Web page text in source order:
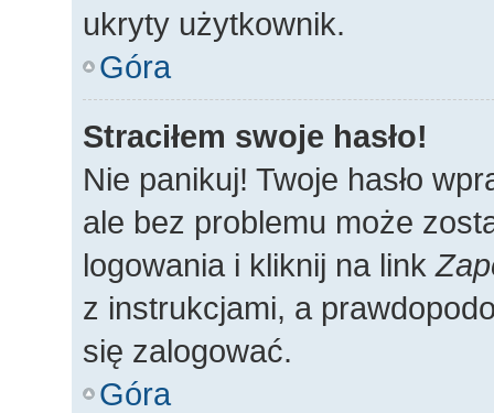
ukryty użytkownik.
Góra
Straciłem swoje hasło!
Nie panikuj! Twoje hasło
ale bez problemu może
logowania i kliknij na link
z instrukcjami, a
się zalogować.
Góra